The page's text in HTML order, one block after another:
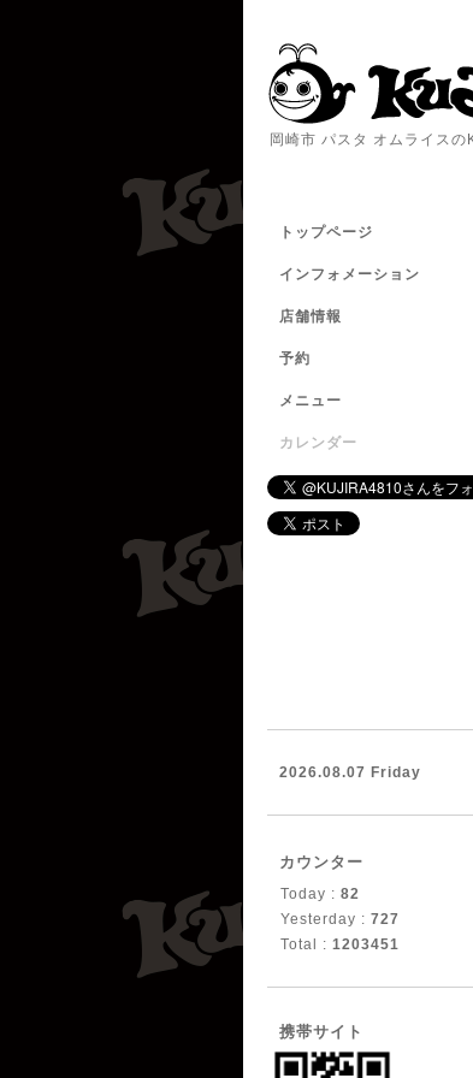
岡崎市 パスタ オムライス
トップページ
インフォメーション
店舗情報
予約
メニュー
カレンダー
2026.08.07 Friday
カウンター
Today : 82
Yesterday : 727
Total : 1203451
携帯サイト